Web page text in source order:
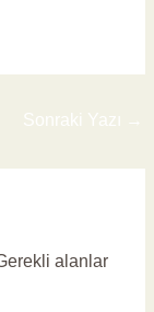
Sonraki Yazı →
alanlar